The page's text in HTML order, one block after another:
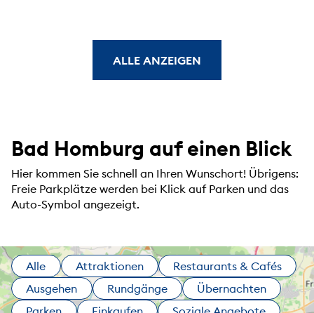
ALLE ANZEIGEN
Bad Homburg auf einen Blick
Hier kommen Sie schnell an Ihren Wunschort! Übrigens:
Freie Parkplätze werden bei Klick auf Parken und das
Auto-Symbol angezeigt.
Alle Attraktionen
Restaurants & Cafés
Ausgehen
Rundgänge
Übernachten